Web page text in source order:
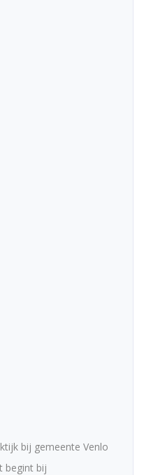
bij gemeente Venlo
begint bij